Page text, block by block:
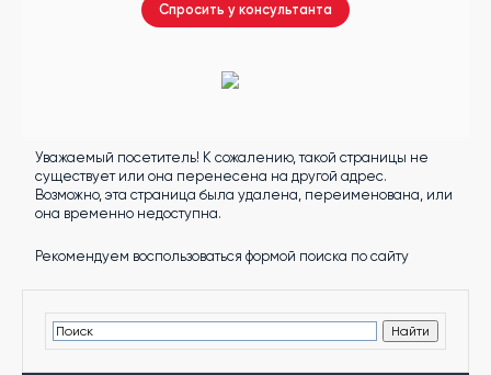
Помочь
выборе?
школу
Спросить у консультанта
Уважаемый посетитель! К сожалению, такой страницы не
существует или она перенесена на другой адрес.
Возможно, эта страница была удалена, переименована, или
она временно недоступна.
Рекомендуем воспользоваться формой поиска по сайту